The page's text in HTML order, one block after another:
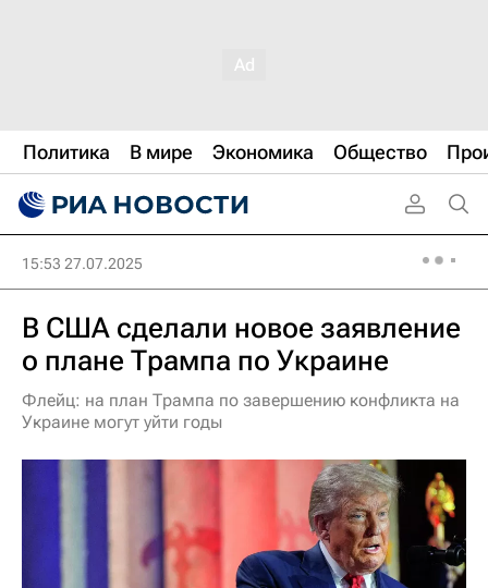
Политика В мире Экономика Общество
15:53 27.07.2025
В США сделали новое заявление
о плане Трампа по Украине
Флейц: на план Трампа по завершению конфликта на
Украине могут уйти годы